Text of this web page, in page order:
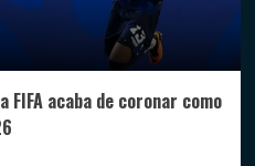
FIFA acaba de coronar como